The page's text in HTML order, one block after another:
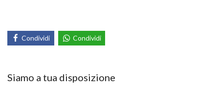
Condividi Condividi
Siamo a tua disposizione